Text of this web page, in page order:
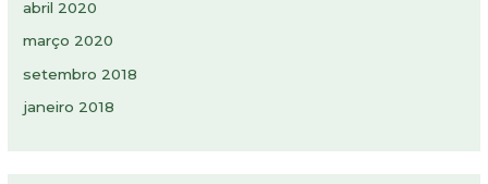
abril 2020
março 2020
setembro 2018
janeiro 2018